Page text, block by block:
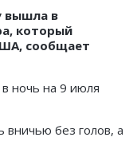
вышла в
который
сообщает
ночь на 9 июля
вничью без голов, а